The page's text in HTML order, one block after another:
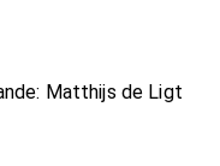
Matthijs de Ligt